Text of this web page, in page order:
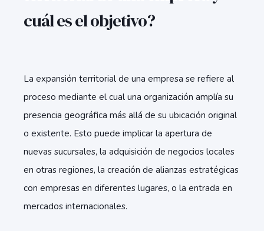
cuál es el objetivo?
La expansión territorial de una empresa se refiere al
proceso mediante el cual una organización amplía su
presencia geográfica más allá de su ubicación original
o existente. Esto puede implicar la apertura de
nuevas sucursales, la adquisición de negocios locales
en otras regiones, la creación de alianzas estratégicas
con empresas en diferentes lugares, o la entrada en
mercados internacionales.